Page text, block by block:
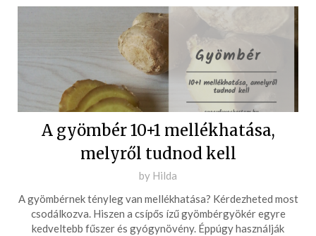
A gyömbér 10+1 mellékhatása,
melyről tudnod kell
Posted
2019-
10-
by Hilda
A gyömbérnek tényleg van mellékhatása? Kérdezheted most
csodálkozva. Hiszen a csípős ízű gyömbérgyökér egyre
kedveltebb fűszer és gyógynövény. Éppúgy használják